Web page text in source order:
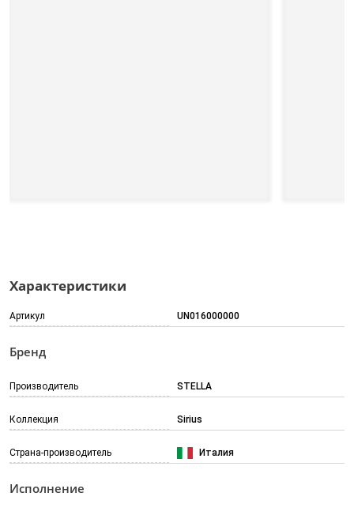
Характеристики
Артикул UN016000000
Бренд
Производитель STELLA
Коллекция Sirius
Страна-производитель Италия
Исполнение